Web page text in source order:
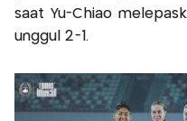
saat Yu-Chiao
unggul 2-1.